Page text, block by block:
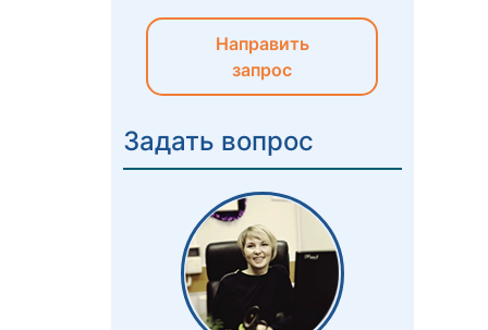
Направить
запрос
Задать вопрос